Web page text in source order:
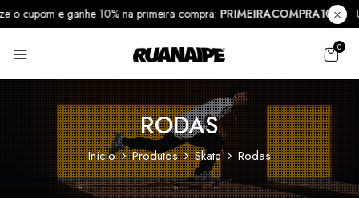
o cupom e ganhe 10% na primeira compra:PRIMEIRACOMPRA10
0
RODAS
Início Produtos Skate Rodas